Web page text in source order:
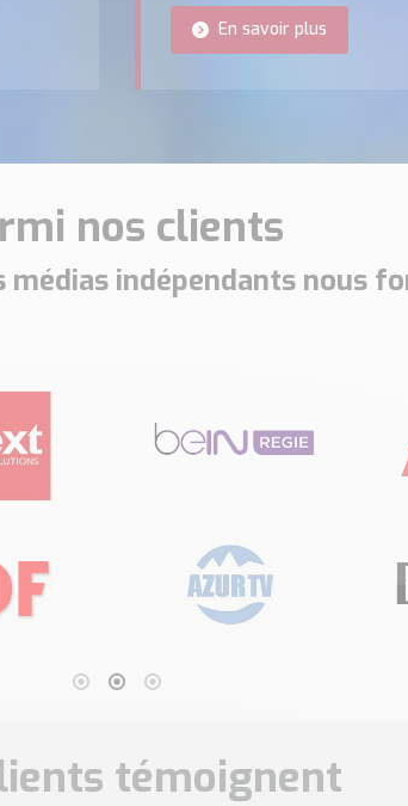
En savoir plus
nos clients
médias indépendants nous
témoignent